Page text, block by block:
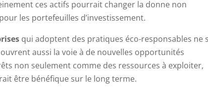
ces actifs pourrait changer la donne non
les portefeuilles d’investissement.
qui adoptent des pratiques éco-responsables ne
aussi la voie à de nouvelles opportunités
non seulement comme des ressources à exploiter,
être bénéfique sur le long terme.